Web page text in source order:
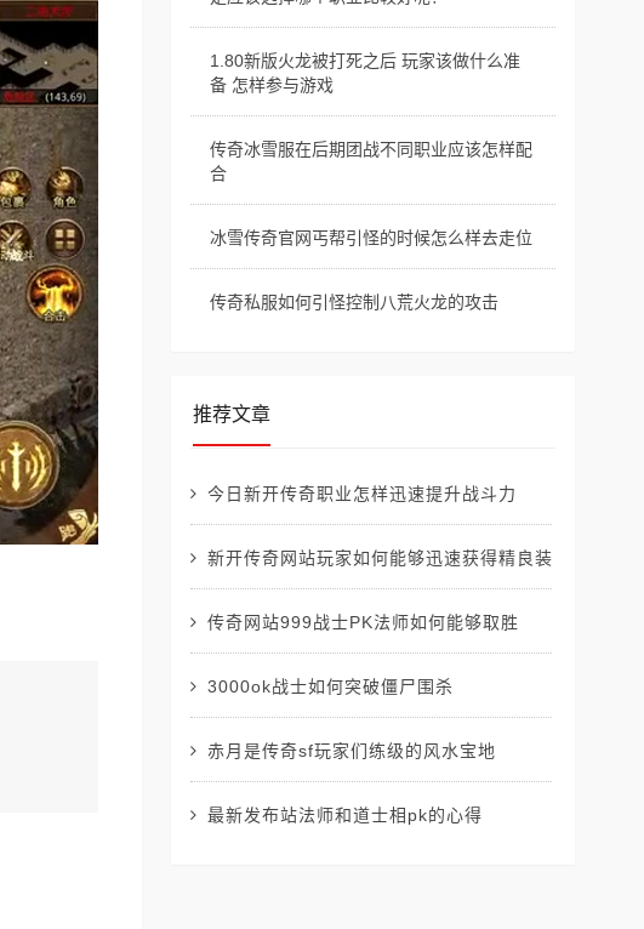
1.80新版火龙被打死之后 玩家该做什么准
备 怎样参与游戏
传奇冰雪服在后期团战不同职业应该怎样配
合
冰雪传奇官网丐帮引怪的时候怎么样去走位
传奇私服如何引怪控制八荒火龙的攻击
推荐文章
今日新开传奇职业怎样迅速提升战斗力
新开传奇网站玩家如何能够迅速获得精良装备
传奇网站999战士PK法师如何能够取胜
3000ok战士如何突破僵尸围杀
赤月是传奇sf玩家们练级的风水宝地
最新发布站法师和道士相pk的心得